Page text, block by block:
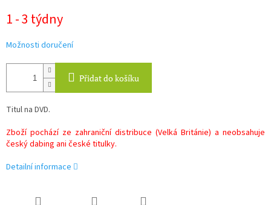
cena:
1 - 3 týdny
Možnosti doručení
Přidat do košíku
Titul na DVD.
Zboží pochází ze zahraniční distribuce (Velká Británie) a neobsahuje
český dabing ani české titulky.
Detailní informace